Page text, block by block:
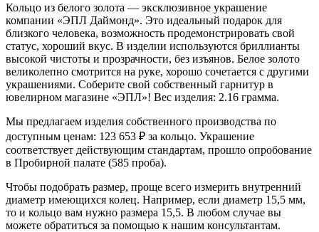
Кольцо из белого золота — эксклюзивное украшение
компании «ЭПЛ Даймонд». Это идеальный подарок для
близкого человека, возможность продемонстрировать свой
статус, хороший вкус. В изделии используются бриллианты
высокой чистоты и прозрачности, без изъянов. Белое золото
великолепно смотрится на руке, хорошо сочетается с другими
украшениями. Соберите свой собственный гарнитур в
ювелирном магазине «ЭПЛ»! Вес изделия: 2.16 грамма.
Мы предлагаем изделия собственного производства по
доступным ценам: 123 653 ₽ за кольцо. Украшение
соответствует действующим стандартам, прошло опробование
в Пробирной палате (585 проба).
Чтобы подобрать размер, проще всего измерить внутренний
диаметр имеющихся колец. Например, если диаметр 15,5 мм,
то и кольцо вам нужно размера 15,5. В любом случае вы
можете обратиться за помощью к нашим консультантам.